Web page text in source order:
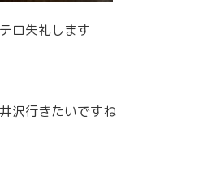
ロ失礼します
沢行きたいですね